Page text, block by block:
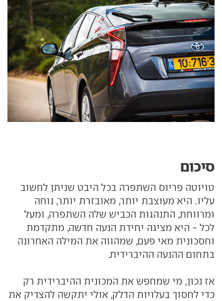
סיכום
טויוטה פריוס השתפרה בכל היבט שניתן לחשוב
עליו. היא מעוצבת יותר, מאובזרת יותר, נוחה
ומרווחת, התנהגות הכביש שלה השתפרה, ומעל
לכל - היא מציגה יחידת הנעה חדשה, מתקדמת
וחסכונית מאי פעם, שמהווה את המילה האחרונה
בתחום ההנעה ההיברידית.
אז נכון, מי שמחפש את המכונית ההיברידית רק
כדי לחסוך בעלויות הדלק, אולי יתקשה להצדיק את